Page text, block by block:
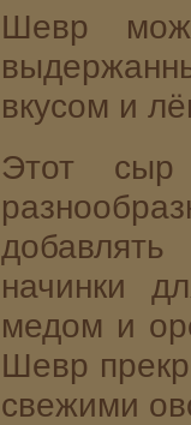
Шевр
вкусом и
Этот сыр
начинки
медом и
Шевр
свежими